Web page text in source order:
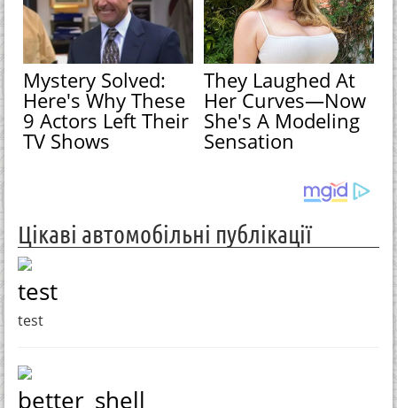
Mystery Solved:
Here's Why These
9 Actors Left Their
TV Shows
They Laughed At
Her Curves—Now
She's A Modeling
Sensation
Цікаві автомобільні публікації
test
test
better_shell